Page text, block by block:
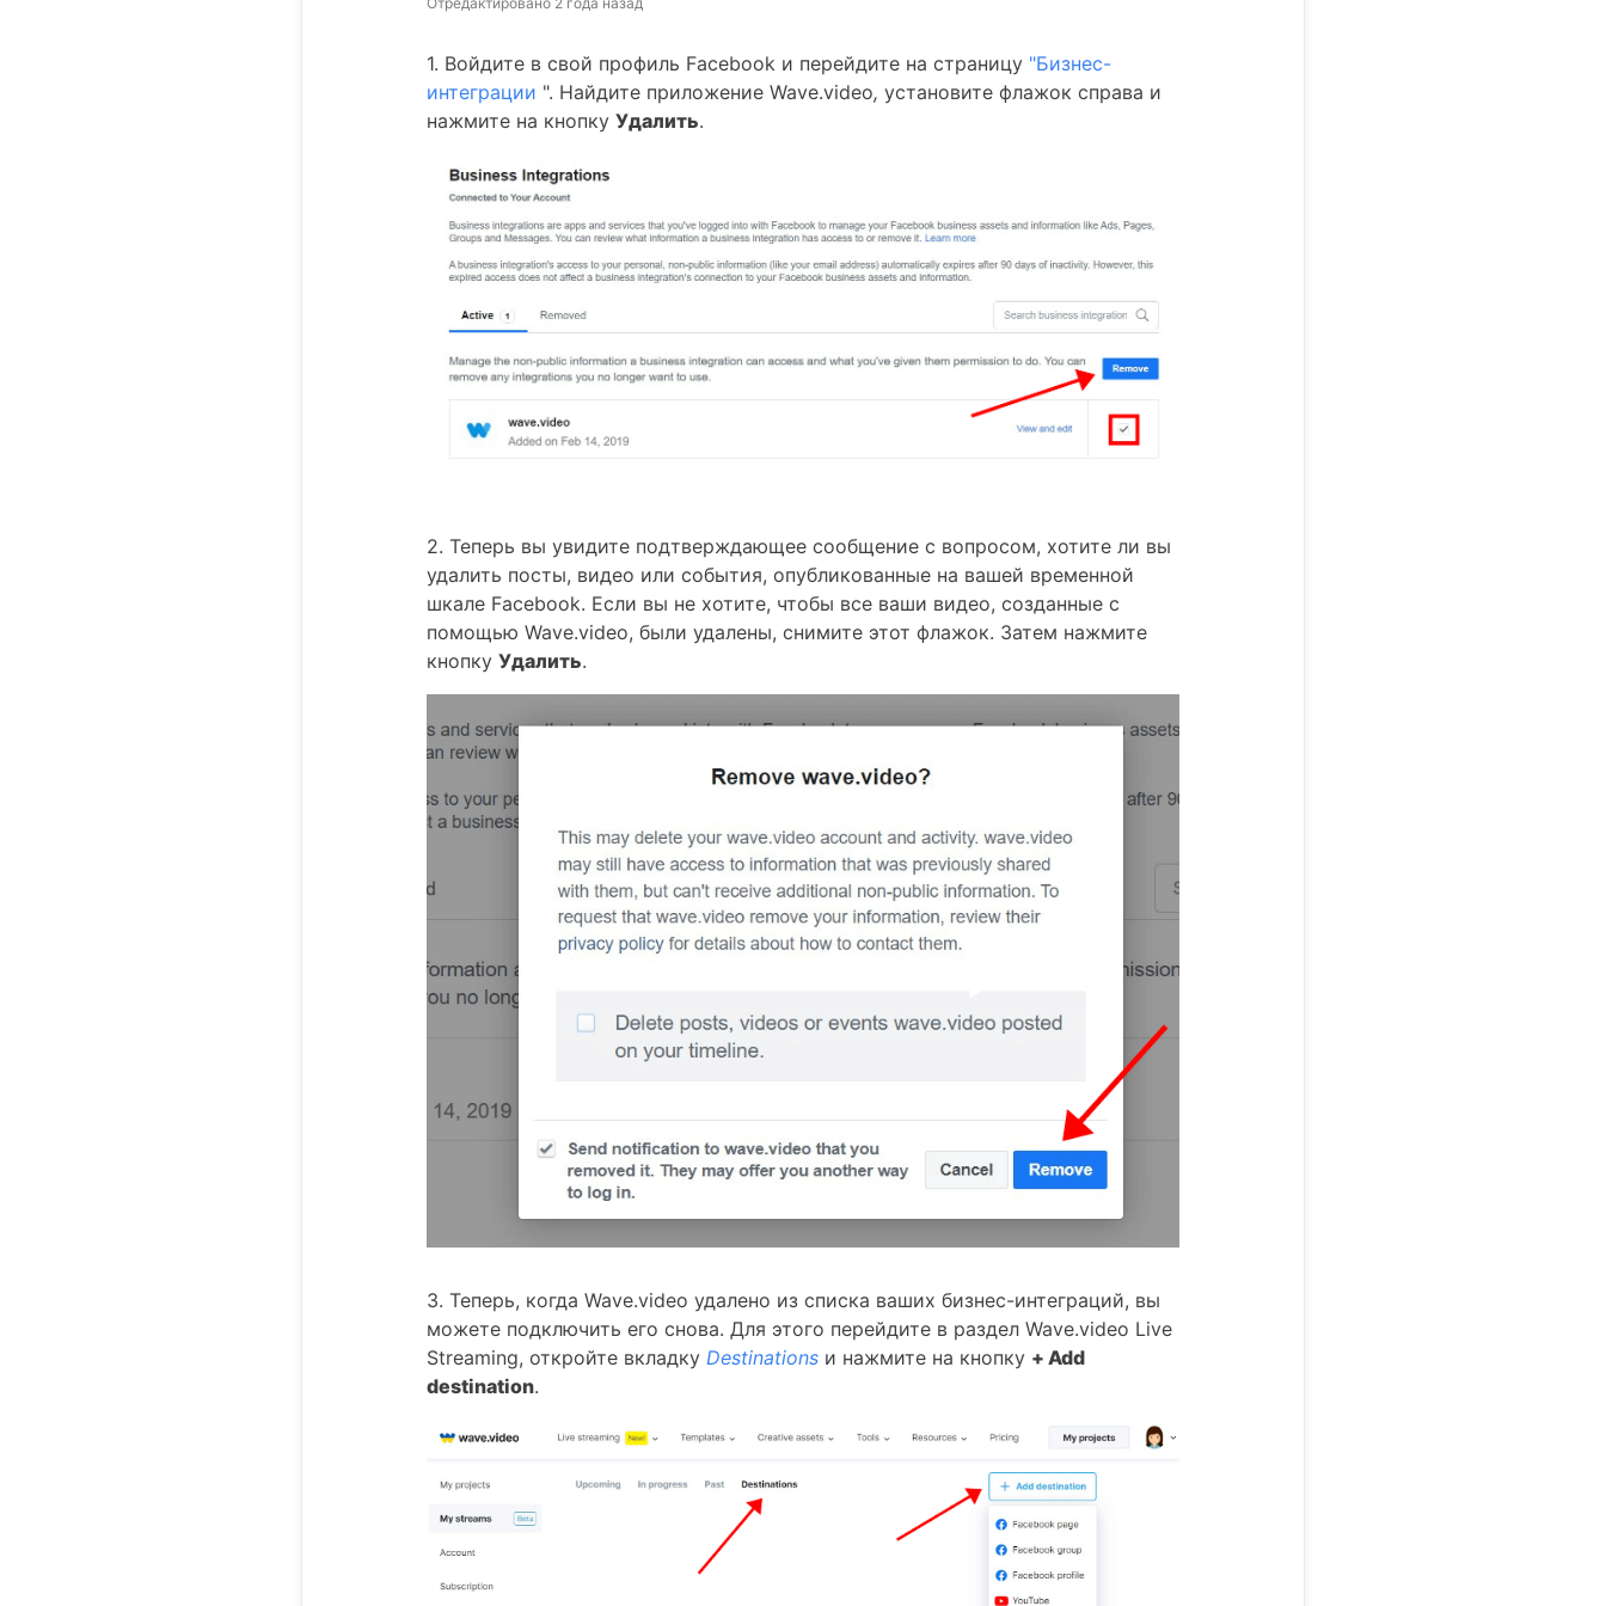
1. Войдите в свой профиль Facebook и перейдите на страницу "Бизнес-
интеграции ". Найдите приложение Wave.video, установите флажок справа и
нажмите на кнопку Удалить.
2. Теперь вы увидите подтверждающее сообщение с вопросом, хотите ли вы
удалить посты, видео или события, опубликованные на вашей временной
шкале Facebook. Если вы не хотите, чтобы все ваши видео, созданные с
помощью Wave.video, были удалены, снимите этот флажок. Затем нажмите
кнопку Удалить.
3. Теперь, когда Wave.video удалено из списка ваших бизнес-интеграций, вы
можете подключить его снова. Для этого перейдите в раздел Wave.video Live
Streaming, откройте вкладку Destinations и нажмите на кнопку + Add
destination.